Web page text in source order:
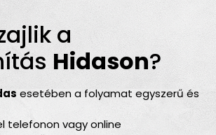
a
Hidason?
esetében a folyamat egyszerű és
telefonon vagy online